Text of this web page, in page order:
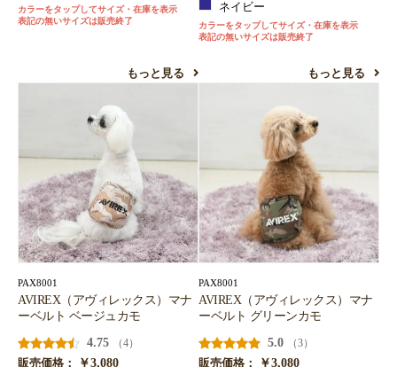
カラーをタップしてサイズ・在庫を表示
表記の無いサイズは販売終了
もっと見る
ネイビー
カラーをタップしてサイズ・在庫を表示
表記の無いサイズは販売終了
もっと見る
PAX8001
AVIREX（アヴィレックス）マナ
ーベルト ベージュカモ
4.75
（4）
販売価格：
￥3,080
PAX8001
AVIREX（アヴィレックス）マナ
ーベルト グリーンカモ
5.0
（3）
販売価格：
￥3,080